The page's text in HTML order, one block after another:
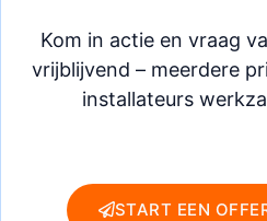
Kom in actie en vraag
vrijblijvend – meerdere
installateurs
START EEN